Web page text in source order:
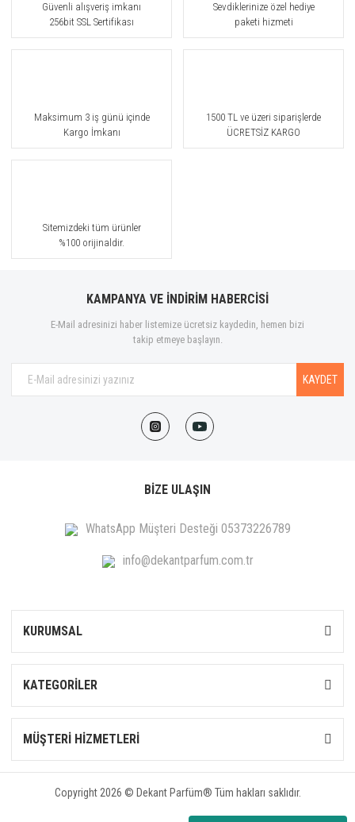
Güvenli alışveriş imkanı
256bit SSL Sertifikası
Sevdiklerinize özel hediye
paketi hizmeti
Maksimum 3 iş günü içinde
Kargo İmkanı
1500 TL ve üzeri siparişlerde
ÜCRETSİZ KARGO
Sitemizdeki tüm ürünler
%100 orijinaldir.
KAMPANYA VE İNDİRİM HABERCİSİ
E-Mail adresinizi haber listemize ücretsiz kaydedin, hemen bizi
takip etmeye başlayın.
KAYDET
BİZE ULAŞIN
WhatsApp Müşteri Desteği 05373226789
info@dekantparfum.com.tr
KURUMSAL
KATEGORİLER
MÜŞTERİ HİZMETLERİ
Copyright 2026 © Dekant Parfüm® Tüm hakları saklıdır.